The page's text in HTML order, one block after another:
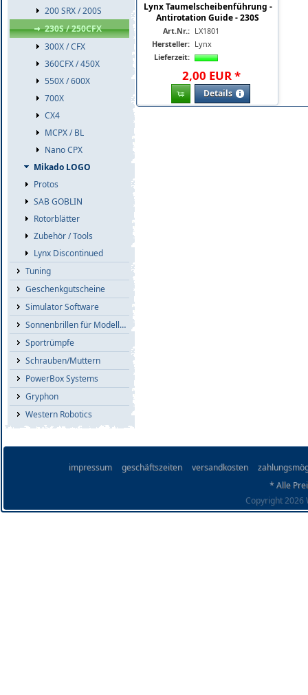
200 SRX / 200S
230S / 250CFX
300X / CFX
360CFX / 450X
550X / 600X
700X
CX4
MCPX / BL
Nano CPX
Mikado LOGO
Protos
SAB GOBLIN
Rotorblätter
Zubehör / Tools
Lynx Discontinued
Tuning
Geschenkgutscheine
Simulator Software
Sonnenbrillen für Modellflieger
Sportrümpfe
Schrauben/Muttern
PowerBox Systems
Gryphon
Western Robotics
Lynx Taumelscheibenführung -
Antirotation Guide - 230S
Art.Nr.: LX1801
Hersteller: Lynx
Lieferzeit:
2,00 EUR*
Details
impressum geschäftszeiten versandkosten
* Alle
Copyright 2026